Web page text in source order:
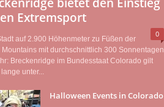
Extremsport
0
auf 2.900 Höhenmeter zu Füßen der
Mountains mit durchschnittlich 300 Sonnentagen
Breckenridge im Bundesstaat Colorado gilt
unter...
Halloween Events in Colorado